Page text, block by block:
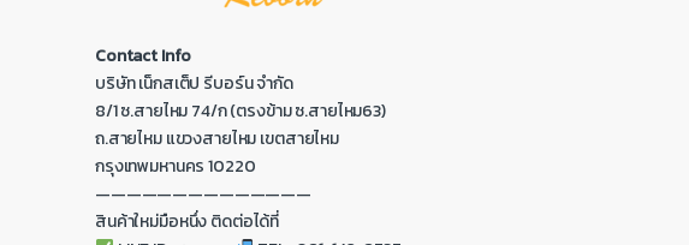
Contact Info
บริษัท เน็กสเต็ป รีบอร์น จำกัด
8/1 ซ.สายไหม 74/ก (ตรงข้าม ซ.สายไหม63)
ถ.สายไหม แขวงสายไหม เขตสายไหม
กรุงเทพมหานคร 10220
——————————————
สินค้าใหม่มือหนึ่ง ติดต่อได้ที่